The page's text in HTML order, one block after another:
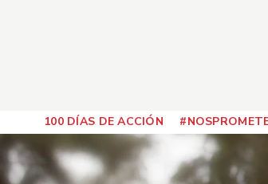
100 DÍAS DE ACCIÓN